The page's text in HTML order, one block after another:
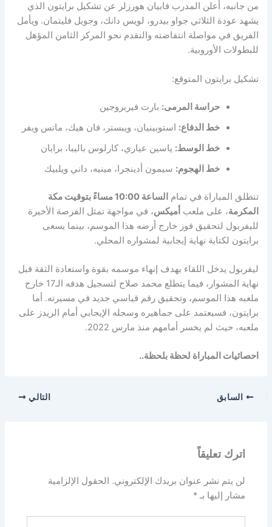
من جانبه، أعلن المدرب فابيان هورزلر عن تشكيل برايتون الذي
يشهد عودة الثلاثي جواو بيدرو، لويس دانك، وجويل فليتمان. ويأمل
الفريق في مواصلة انتفاضته والتقدم نحو المركز الثامن المؤهل
للبطولات الأوروبية.
تشكيل برايتون المتوقع:
حراسة المرمى: بارت فيربروجين
خط الدفاع: استوبينيان، ويبستر، فان هيك، ماتس ويفر
خط الوسط: ياسين عياري، كارلوس باليبا، برايان
خط الهجوم: سيمون أدينجرا، مينيه، داني ويلبيك
تنطلق المباراة في تمام
الساعة 10:00 مساءً بتوقيت مكة
المكرمة، على ملعب أميكس، في مواجهة تمثل الفرصة الأخيرة
لليفربول لتحقيق فوز خارج أرضه هذا الموسم، بينما يسعى
برايتون لكتابة نهاية إيجابية لمشواره المحلي.
ليفربول يدخل اللقاء بهدف إنهاء موسمه بقوة واستعادة الثقة قبل
نهاية المشوار، فيما يتطلع محمد صلاح لتسجيل هدفه الـ17 خارج
ملعبه هذا الموسم، وتحقيق رقم قياسي جديد في مسيرته. أما
برايتون، فسيعتمد على جماهيره وسجله الإيجابي أمام الريدز على
ملعبه، حيث لم يخسر أمامهم منذ مارس 2022.
احصائيات المباراة لحظة بلحظة..
السابق التالي
اترك تعليقاً
لن يتم نشر عنوان بريدك الإلكتروني. الحقول الإلزامية
مشار إليها بـ*